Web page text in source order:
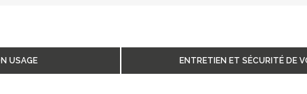
USAGE ENTRETIEN ET SÉCURITÉ DE